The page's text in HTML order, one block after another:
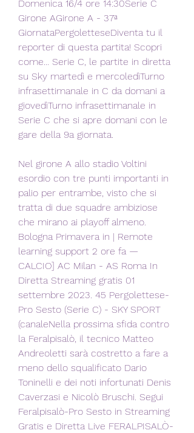
Domenica 16/4 ore 14:30Serie C
Girone AGirone A - 37ª
GiornataPergoletteseDiventa tu il
reporter di questa partita! Scopri
come... Serie C, le partite in diretta
su Sky martedì e mercoledìTurno
infrasettimanale in C da domani a
giovedìTurno infrasettimanale in
Serie C che si apre domani con le
gare della 9a giornata.
Nel girone A allo stadio Voltini
esordio con tre punti importanti in
palio per entrambe, visto che si
tratta di due squadre ambiziose
che mirano ai playoff almeno.
Bologna Primavera in | Remote
learning support 2 ore fa —
CALCIO] AC Milan - AS Roma In
Diretta Streaming gratis 01
settembre 2023. 45 Pergolettese-
Pro Sesto (Serie C) - SKY SPORT
(canaleNella prossima sfida contro
la Feralpisalò, il tecnico Matteo
Andreoletti sarà costretto a fare a
meno dello squalificato Dario
Toninelli e dei noti infortunati Denis
Caverzasi e Nicolò Bruschi. Segui
Feralpisalò-Pro Sesto in Streaming
Gratis e Diretta Live FERALPISALÒ-